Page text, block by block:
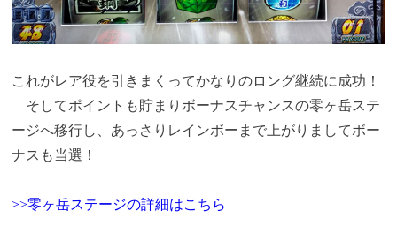
これがレア役を引きまくってかなりのロング継続に成功！
そしてポイントも貯まりボーナスチャンスの零ヶ岳ステ
ージへ移行し、あっさりレインボーまで上がりましてボー
ナスも当選！
>>零ヶ岳ステージの詳細はこちら